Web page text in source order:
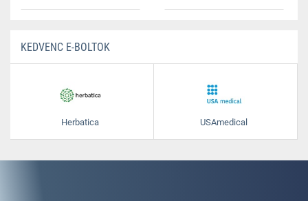
KEDVENC E-BOLTOK
Herbatica USAmedical